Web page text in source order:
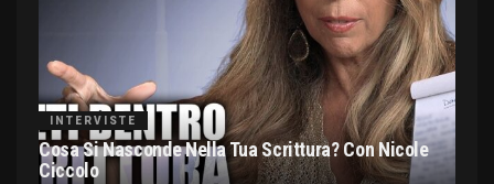
INTERVISTE
Cosa Si Nasconde Nella Tua Scrittura? Con Nicole
Ciccolo